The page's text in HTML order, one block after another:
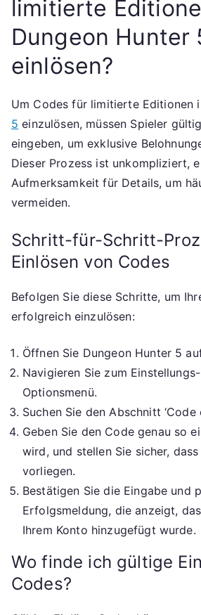
limitierte
Dungeon Hunter
einlösen?
Um Codes für limitierte Editionen
5 einzulösen, müssen Spieler
eingeben, um exklusive
Dieser Prozess ist unkompliziert,
Aufmerksamkeit für Details, um
vermeiden.
Schritt-für-Schritt-
Einlösen von Codes
Befolgen Sie diese Schritte, um
erfolgreich einzulösen:
Öffnen Sie Dungeon Hunter 5
Navigieren Sie zum
Optionsmenü.
Suchen Sie den Abschnitt ‘Code
Geben Sie den Code genau so
wird, und stellen Sie sicher,
vorliegen.
Bestätigen Sie die Eingabe und
Erfolgsmeldung, die anzeigt,
Ihrem Konto hinzugefügt wurde.
Wo finde ich gültige
Codes?